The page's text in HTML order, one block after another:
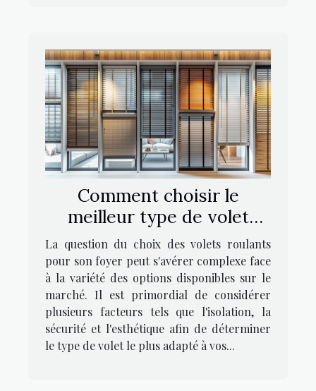
Comment choisir le
meilleur type de volet
roulant pour votre foyer
La question du choix des volets roulants
pour son foyer peut s'avérer complexe face
à la variété des options disponibles sur le
marché. Il est primordial de considérer
plusieurs facteurs tels que l'isolation, la
sécurité et l'esthétique afin de déterminer
le type de volet le plus adapté à vos...